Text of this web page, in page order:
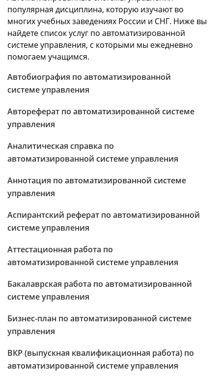
популярная дисциплина, которую изучают во
многих учебных заведениях России и СНГ. Ниже вы
найдете список услуг по автоматизированной
системе управления, с которыми мы ежедневно
помогаем учащимся.
Автобиография по автоматизированной
системе управления
Автореферат по автоматизированной системе
управления
Аналитическая справка по
автоматизированной системе управления
Аннотация по автоматизированной системе
управления
Аспирантский реферат по автоматизированной
системе управления
Аттестационная работа по
автоматизированной системе управления
Бакалаврская работа по автоматизированной
системе управления
Бизнес-план по автоматизированной системе
управления
ВКР (выпускная квалификационная работа) по
автоматизированной системе управления